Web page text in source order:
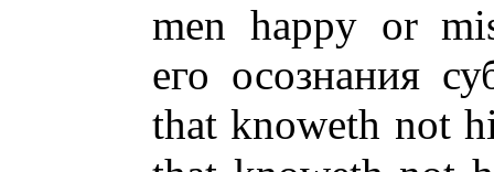
men happy or
его осознания
that knoweth not